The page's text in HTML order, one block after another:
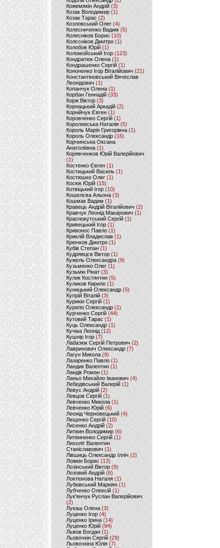
Кожемякін Андрій (3)
Козак Володимир (1)
Козак Тарас (2)
Козловський Олег(4)
Колесниченко Вадим (5)
Колесніков Борис (10)
Колєсніков Дмитро (1)
Колобов Юрій (1)
Коломойський Ігор (123)
Кондратюк Олена(1)
Кондрашенко Сергій (1)
Кононенко Ігор Віталійович (21)
Константіновський Вячеслав
Леонідович (1)
Копанчук Олена (1)
Корбан Геннадій (33)
Корж Віктор (3)
Корнацький Аркадій (2)
Корнійчук Євген (1)
Коровченко Сергій (1)
Королевська Наталія(5)
Король Марія Григорівна (1)
Король Олександр (16)
Корчинська Оксана
Анатоліївна (1)
Корявченков Юрій Валерійович
(1)
Костенко Євген (1)
Костицький Василь (1)
Костюшко Олег (1)
Косюк Юрій (15)
Котвіцький Ігор (10)
Кошелєва Альона(3)
Кошмак Вадим (1)
Кравець Андрій Віталійович (2)
Кравчук Леонід Макарович (1)
Краснокутський Сергій (1)
Кривецький Ігор (1)
Кривонос Павло (1)
Криклій Владислав (1)
Крючков Дмитро(1)
Кубів Степан(1)
Кудрявцєв Віктор (1)
Кужель Олександра (9)
Кузьменко Олег (1)
Кузьмін Рінат(3)
Кулик Костянтин(5)
Куликов Кирило (1)
Куницький Олександр (5)
Купрій Віталій (3)
Курикін Сергій(1)
Курило Олександр (1)
Курченко Сергій (44)
Кутовий Тарас (1)
Куць Олександр (1)
Кучма Леонід (12)
Кушнір Ігор(7)
Лабазюк Сергій Петрович (2)
Лавринович Олександр(7)
Лагун Микола(9)
Лазаренко Павло (1)
Ландик Валентин (1)
Ландік Роман (1)
Ланьо Михайло Іванович(4)
Лебедівський Валерій(1)
Левус Андрій(2)
Левцов Сергій (1)
Левченко Микола (1)
Левченко Юрій (6)
Леонід Черновецький (4)
Лещенко Сергій (10)
Лисенко Андрій (2)
Литвин Володимир (6)
Литвиненко Сергій (1)
Лихоліт Валентин
Станіславович (1)
Лівшиць Олександр Ілліч (2)
Ложкін Борис(13)
Лозінський Віктор(9)
Лозовий Андрій (6)
Локтіонова Наталя (1)
Лубківський Маркіян(1)
Лубченко Олексій (1)
Лук'янчук Руслан Валерійович
(2)
Лукаш Олена (3)
Луценко Ігор (4)
Луценко Ірина (14)
Луценко Юрій (94)
Львов Богдан (1)
Льовочкін Сергій (29)
Льовочкіна Юлія(7)